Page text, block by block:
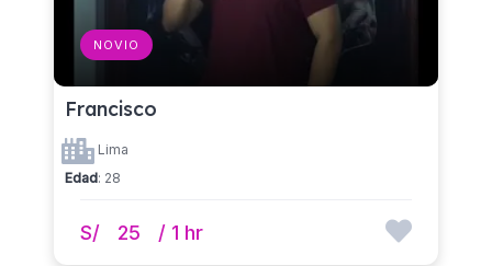
NOVIO
Francisco
Lima
Edad: 28
S/ 25 / 1 hr